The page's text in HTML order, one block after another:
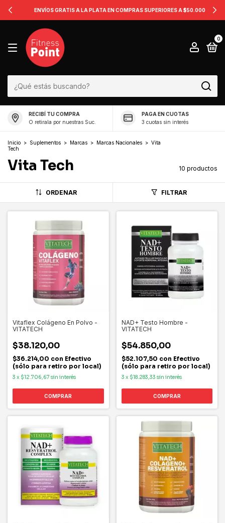
ENVÍOS GRATIS A LA PLATA EN COMPRAS SUPERIORES A $50.000
0
RECIBÍ TU COMPRA
O retirala por nuestras Suc.
PAGA EN CUOTAS
3 cuotas sin interés
Inicio > Suplementos > Marcas > Marcas Nacionales > Vita
Tech
Vita Tech 10 productos
ORDENAR FILTRAR
Vitaflex Colágeno En Polvo -
VITATECH
$38.120,00
$36.214,00 con Efectivo
(sólo para retiro por local)
3 x $12.706,67 sin interés
NAD+ Testo Hombre -
VITATECH
$54.850,00
$52.107,50 con Efectivo
(sólo para retiro por local)
3 x $18.283,33 sin interés